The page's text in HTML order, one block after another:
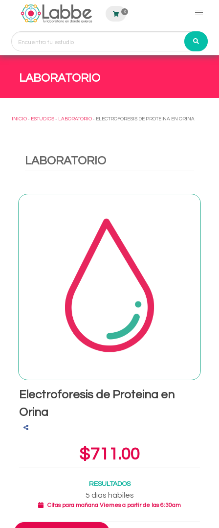
0
LABORATORIO
INICIO - ESTUDIOS - LABORATORIO - ELECTROFORESIS DE PROTEINA EN ORINA
LABORATORIO
Electroforesis de Proteina en
Orina
$711.00
RESULTADOS
5 días hábiles
Citas para mañana Viernes a partir de las 6:30am